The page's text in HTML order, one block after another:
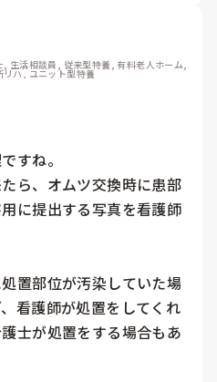
生活相談員, 従来型特養, 有料老人ホーム,
ハ, ユニット型特養
すね。
ら、オムツ交換時に患部
に提出する写真を看護師
置部位が汚染していた場
看護師が処置をしてくれ
士が処置をする場合もあ